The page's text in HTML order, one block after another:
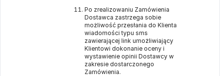
Po zrealizowaniu Zamówienia
Dostawca zastrzega sobie
możliwość przesłania do Klienta
wiadomości typu sms
zawierającej link umożliwiający
Klientowi dokonanie oceny i
wystawienie opinii Dostawcy w
zakresie dostarczonego
Zamówienia.